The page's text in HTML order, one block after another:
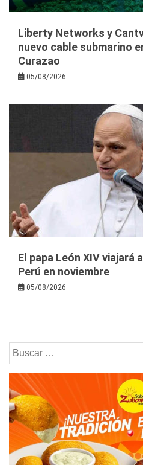
Liberty Networks y
nuevo cable submarino
Curazao
05/08/2026
El papa León XIV viajará
Perú en noviembre
05/08/2026
Buscar: